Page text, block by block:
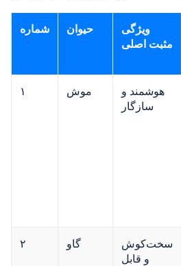
شماره حیوان
ویژگی
مثبت اصلی
۱ موش
هوشمند و
سازگار
۲ گاو
سخت‌کوش
و قابل